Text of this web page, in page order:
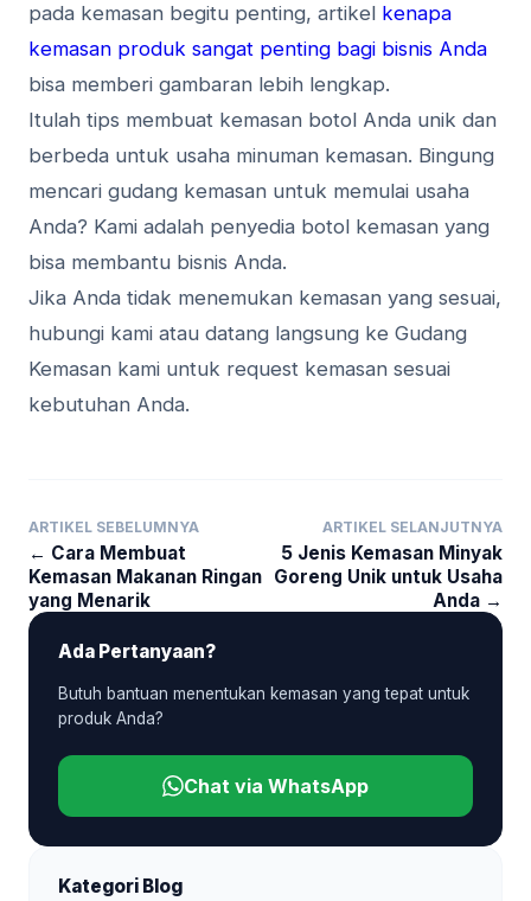
pada kemasan begitu penting, artikel kenapa
kemasan produk sangat penting bagi bisnis Anda
bisa memberi gambaran lebih lengkap.
Itulah tips membuat kemasan botol Anda unik dan
berbeda untuk usaha minuman kemasan. Bingung
mencari gudang kemasan untuk memulai usaha
Anda? Kami adalah penyedia botol kemasan yang
bisa membantu bisnis Anda.
Jika Anda tidak menemukan kemasan yang sesuai,
hubungi kami atau datang langsung ke Gudang
Kemasan kami untuk request kemasan sesuai
kebutuhan Anda.
ARTIKEL SEBELUMNYA
← Cara Membuat
Kemasan Makanan Ringan
yang Menarik
ARTIKEL SELANJUTNYA
5 Jenis Kemasan Minyak
Goreng Unik untuk Usaha
Anda →
Ada Pertanyaan?
Butuh bantuan menentukan kemasan yang tepat untuk
produk Anda?
Chat via WhatsApp
Kategori Blog